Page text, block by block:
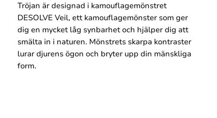
Tröjan är designad i kamouflagemönstret
DESOLVE Veil, ett kamouflagemönster som ger
dig en mycket låg synbarhet och hjälper dig att
smälta in i naturen. Mönstrets skarpa kontraster
lurar djurens ögon och bryter upp din mänskliga
form.